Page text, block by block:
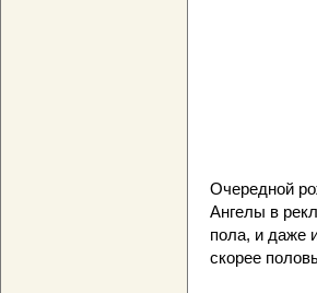
Очередной
Ангелы в
пола, и даже
скорее